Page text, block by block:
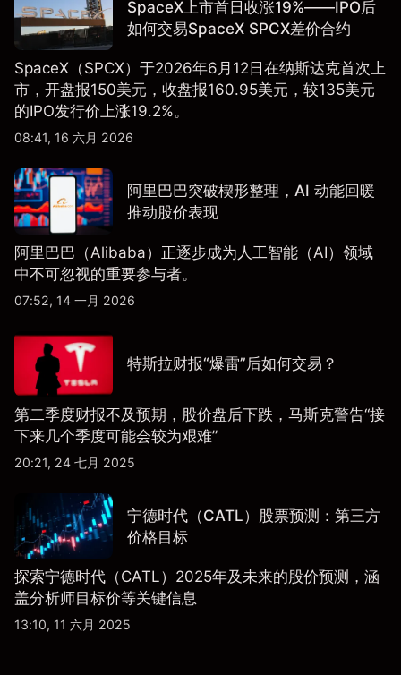
SpaceX上市首日收涨19%——IPO后
如何交易SpaceX SPCX差价合约
SpaceX（SPCX）于2026年6月12日在纳斯达克首次上
市，开盘报150美元，收盘报160.95美元，较135美元
的IPO发行价上涨19.2%。
08:41, 16 六月 2026
阿里巴巴突破楔形整理，AI 动能回暖
推动股价表现
阿里巴巴（Alibaba）正逐步成为人工智能（AI）领域
中不可忽视的重要参与者。
07:52, 14 一月 2026
特斯拉财报“爆雷”后如何交易？
第二季度财报不及预期，股价盘后下跌，马斯克警告“接
下来几个季度可能会较为艰难”
20:21, 24 七月 2025
宁德时代（CATL）股票预测：第三方
价格目标
探索宁德时代（CATL）2025年及未来的股价预测，涵
盖分析师目标价等关键信息
13:10, 11 六月 2025